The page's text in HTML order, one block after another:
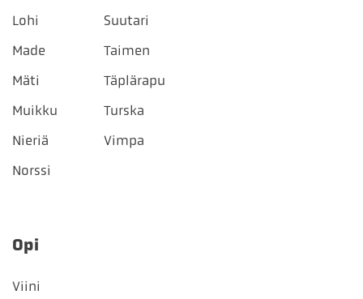
Lohi
Made
Mäti
Muikku
Nieriä
Norssi
Suutari
Taimen
Täplärapu
Turska
Vimpa
Opi
Viini